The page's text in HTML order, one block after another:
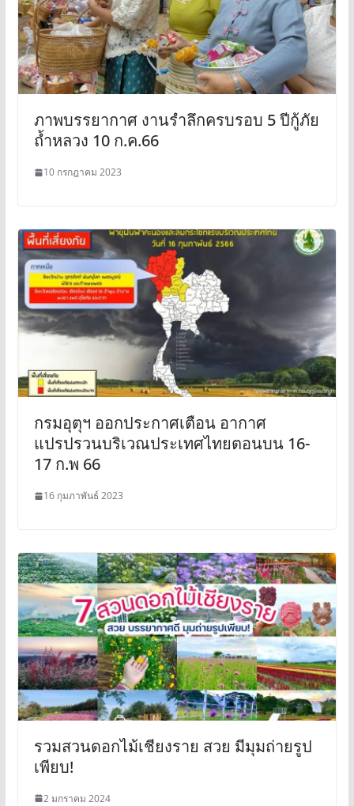
ภาพบรรยากาศ งานรำลึกครบรอบ 5 ปีกู้ภัย
ถ้ำหลวง 10 ก.ค.66
10 กรกฎาคม 2023
กรมอุตุฯ ออกประกาศเตือน อากาศ
แปรปรวนบริเวณประเทศไทยตอนบน 16-
17 ก.พ 66
16 กุมภาพันธ์ 2023
รวมสวนดอกไม้เชียงราย สวย มีมุมถ่ายรูป
เพียบ!
2 มกราคม 2024